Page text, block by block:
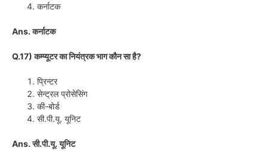
कर्नाटक
Ans. कर्नाटक
Q.17) कम्प्यूटर का नियंत्रक भाग कौन सा है?
प्रिन्टर
सेन्ट्रल प्रोसेसिंग
की-बोर्ड
सी.पी.यू. यूनिट
Ans. सी.पी.यू. यूनिट